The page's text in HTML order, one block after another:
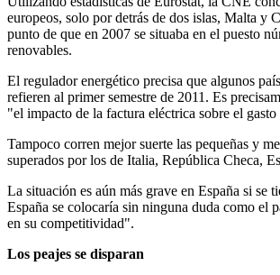
europeos, solo por detrás de dos islas, Malta y
punto de que en 2007 se situaba en el puesto
renovables.
El regulador energético precisa que algunos
refieren al primer semestre de 2011. Es
"el impacto de la factura eléctrica sobre el
Tampoco corren mejor suerte las pequeñas y
superados por los de Italia, República Checa,
La situación es aún más grave en España si
España se colocaría sin ninguna duda como el
en su competitividad".
Los peajes se disparan